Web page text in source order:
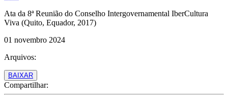
Ata da 8ª Reunião do Conselho Intergovernamental IberCultura
Viva (Quito, Equador, 2017)
01 novembro 2024
Arquivos:
BAIXAR
Compartilhar: